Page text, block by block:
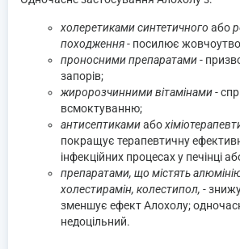
холеретиками синтетичного або
походження- посилює
проносними препаратами-
запорів;
жиророзчинними вітамінами-
всмоктуванню;
антисептикамиабо
покращує терапевтичну
інфекційних процесах у печінці
препаратами, що містять
холестирамін, колестипол, -
зменшує ефект Алохолу;
недоцільний.